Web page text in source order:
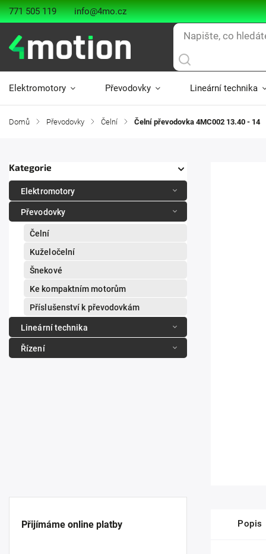
771 505 119 info@4mo.cz
Elektromotory Převodovky Lineární technika
Domů / Převodovky / Čelní / Čelní převodovka 4MC002 13.40 - 14
Kategorie
Elektromotory
Převodovky
Čelní
Kuželočelní
Šnekové
Ke kompaktním motorům
Příslušenství k převodovkám
Lineární technika
Řízení
Přijímáme online platby Popis